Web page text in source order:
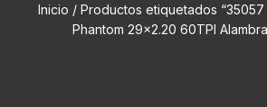
Inicio / Productos etiquetados “35057
Phantom 29x2.20 60TPI